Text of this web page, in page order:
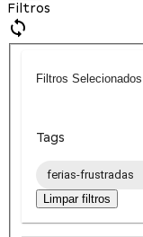
Filtros
Filtros Selecionados
Tags
ferias-frustradas
Limpar filtros